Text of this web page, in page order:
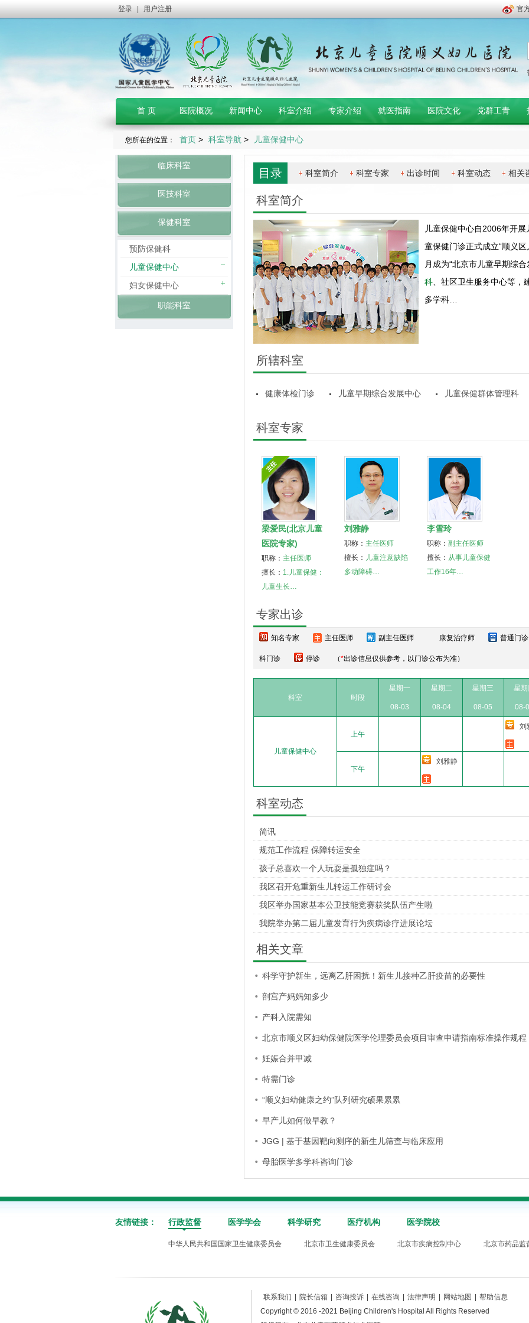
官
登录 用户注册
首 页 医院概况 新闻中心 科室介绍 专家介绍 就医指南 医院文化 党群工青
您所在的位置： 首页 > 科室导航 > 儿童保健中心
临床科室
医技科室
保健科室
预防保健科
儿童保健中心
妇女保健中心
职能科室
目录 科室简介 科室专家 出诊时间 科室动态 相关
科室简介
儿童保健中心自2006年开
童保健门诊正式成立“顺义
月成为“北京市儿童早期综
科、社区卫生服务中心等，
多学科…
所辖科室
健康体检门诊 儿童早期综合发展中心 儿童保健群体管理科
科室专家
梁爱民(北京儿童
医院专家)
职称： 主任医师
擅长： 1.儿童保健：
儿童生长…
刘雅静
职称： 主任医师
擅长： 儿童注意缺陷
多动障碍…
李雪玲
职称： 副主任医师
擅长： 从事儿童保健
工作16年…
专家出诊
知名专家 主任医师 副主任医师 康复治疗师 普通门诊
科门诊 停诊 （*出诊信息仅供参考，以门诊公布为准）
科室 时段
星期一
08-03
星期二
08-04
星期三
08-05
星
08-
儿童保健中心
上午
刘
下午
刘雅静
科室动态
简讯
规范工作流程 保障转运安全
孩子总喜欢一个人玩耍是孤独症吗？
我区召开危重新生儿转运工作研讨会
我区举办国家基本公卫技能竞赛获奖队伍产生啦
我院举办第二届儿童发育行为疾病诊疗进展论坛
相关文章
科学守护新生，远离乙肝困扰！新生儿接种乙肝疫苗的必要性
剖宫产妈妈知多少
产科入院需知
北京市顺义区妇幼保健院医学伦理委员会项目审查申请指南标准操作规程
妊娠合并甲减
特需门诊
“顺义妇幼健康之约”队列研究硕果累累
早产儿如何做早教？
JGG | 基于基因靶向测序的新生儿筛查与临床应用
母胎医学多学科咨询门诊
友情链接： 行政监督 医学学会 科学研究 医疗机构 医学院校
中华人民共和国国家卫生健康委员会 北京市卫生健康委员会 北京市疾病控制中心 北京市药品监
联系我们 院长信箱 咨询投诉 在线咨询 法律声明 网站地图
帮助信息
Copyright © 2016 -2021 Beijing Children's Hospital All Rights Reserved